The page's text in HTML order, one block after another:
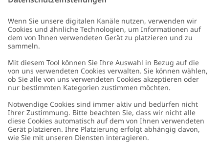
Schicken
Kundenservice
Kontaktieren Sie uns
Über uns